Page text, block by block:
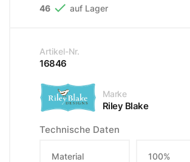
46  auf Lager
Artikel-Nr.
16846
Marke
Riley Blake
Technische Daten
Material
100%